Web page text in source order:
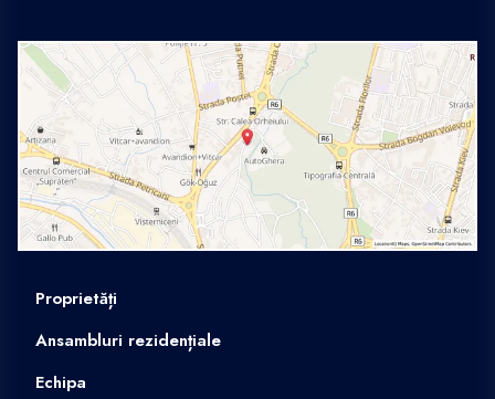
Proprietăți
Ansambluri rezidențiale
Echipa